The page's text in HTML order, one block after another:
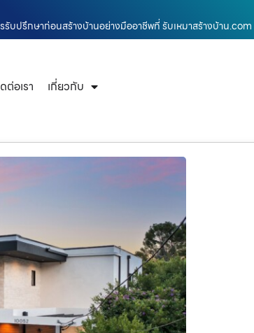
บปรึกษาก่อนสร้างบ้านอย่างมืออาชีพที่ รับเหมาสร้างบ้าน.com
ต่อเรา เกี่ยวกับ